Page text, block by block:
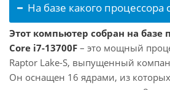
На базе какого процессора
Этот компьютер собран на базе
Core i7-13700F – это мощный
Raptor Lake-S, выпущенный
Он оснащен 16 ядрами, из